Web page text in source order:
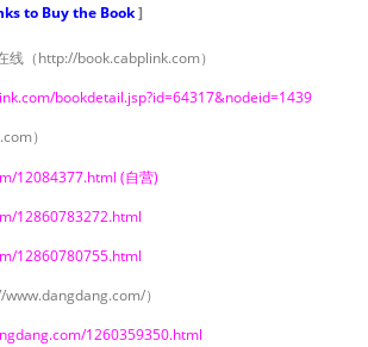
to Buy the Book]
线（http://book.cabplink.com）
bookdetail.jsp?id=64317&nodeid=1439
）
12084377.html (自营)
12860783272.html
12860780755.html
）
1260359350.html